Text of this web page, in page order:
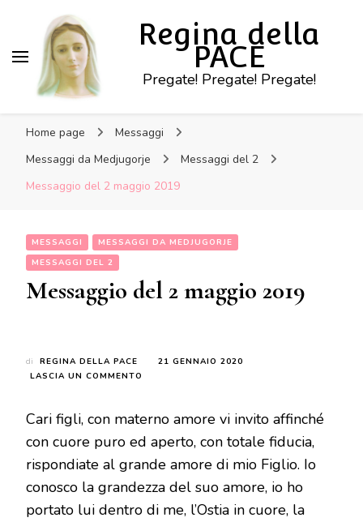
Regina della
PACE
Pregate! Pregate! Pregate!
Home page
Messaggi
Messaggi da Medjugorje
Messaggi del 2
Messaggio del 2 maggio 2019
MESSAGGI
MESSAGGI DA MEDJUGORJE
MESSAGGI DEL 2
Messaggio del 2 maggio 2019
di REGINA DELLA PACE
21 GENNAIO 2020
LASCIA UN COMMENTO
2
MAGGIO
2019
Cari figli, con materno amore vi invito affinché
con cuore puro ed aperto, con totale fiducia,
rispondiate al grande amore di mio Figlio. Io
conosco la grandezza del suo amore, io ho
portato lui dentro di me, l’Ostia in cuore, la